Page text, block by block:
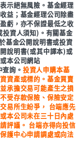
示絕無風險。基金經理
益；基金經理公司除盡
虧，亦不保證最低之收
資人須知)。有關基金
基金公開說明書或投資
說明書(或其中譯本)或
本公司網站
查詢。 投資人申購本基
資產或標的。基金買賣
承擔交易可能產生之損
受存款保險、保險安定
易所生紛爭， 台端應先
本公司未在三十日內處
評議。 台端亦得向投信
護中心申請調處或向法